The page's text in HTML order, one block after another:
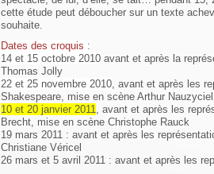
cette étude peut déboucher sur un texte
souhaite.
Dates des croquis :
14 et 15 octobre 2010avant et après la
Thomas Jolly
22 et 25 novembre 2010, avant et après les
Shakespeare, mise en scène Arthur Nauzyciel
10 et 20 janvier 2011, avant et après les
Brecht, mise en scène Christophe Rauck
19 mars 2011 : avant et après les
Christiane Véricel
26 mars et 5 avril 2011 : avant et après les